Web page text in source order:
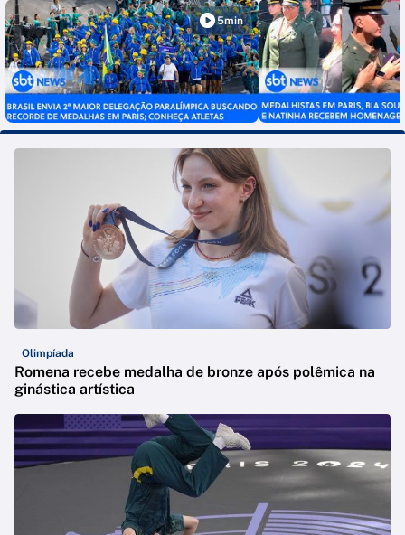
5min
Olimpíada
Romena recebe medalha de bronze após polêmica na
ginástica artística